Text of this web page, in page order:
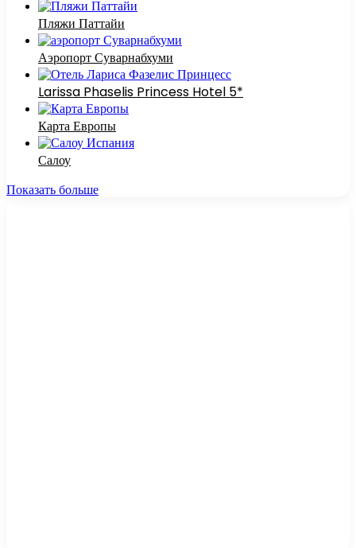
Пляжи Паттайи
Аэропорт Суварнабхуми
Larissa Phaselis Princess Hotel 5*
Карта Европы
Салоу
Показать больше